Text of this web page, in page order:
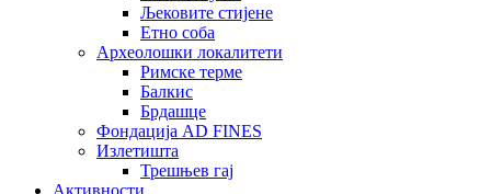
Љековите стијене
Етно соба
Археолошки локалитети
Римске терме
Балкис
Брдашце
Фондација AD FINES
Излетишта
Трешњев гај
Активности